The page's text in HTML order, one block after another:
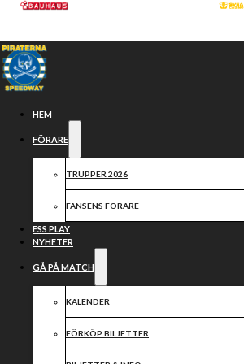
Hoppa till huvudinnehåll
HEM
FÖRARE
TRUPPER 2026
FANSENS FÖRARE
ESS PLAY
NYHETER
GÅ PÅ MATCH
KALENDER
FÖRKÖP BILJETTER